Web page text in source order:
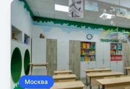
свободно ориентирующегося
пространстве, эффективно
полученные знания для
динамичном современном
Москва